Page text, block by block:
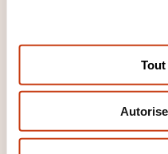
Formation e-learning
concrets, mises en
exercices pratiques